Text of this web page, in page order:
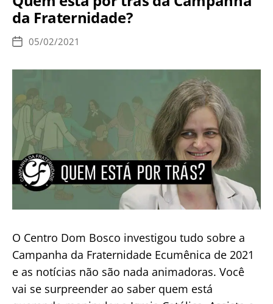
2021:
POSSÍVEL?
da Fraternidade?
Data
publicação
05/02/2021
O Centro Dom Bosco investigou tudo sobre a
Campanha da Fraternidade Ecumênica de 2021
e as notícias não são nada animadoras. Você
vai se surpreender ao saber quem está